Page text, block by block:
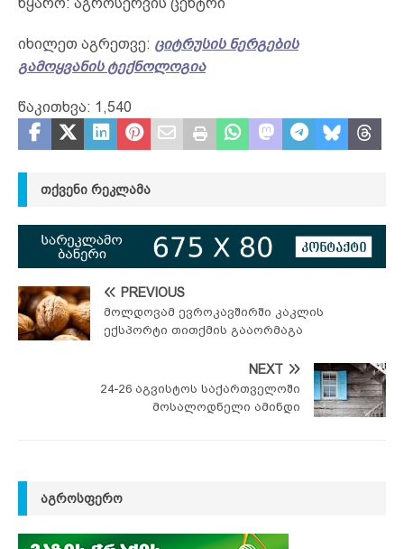
იხილეთ აგრეთვე: ციტრუსის ნერგების
გამოყვანის ტექნოლოგია
წაკითხვა: 1,540
ᲗᲥᲕᲔᲜᲘ ᲠᲔᲙᲚᲐᲛᲐ
PREVIOUS
მოლდოვამ ევროკავშირში კაკლის
ექსპორტი თითქმის გააორმაგა
NEXT
24-26 აგვისტოს საქართველოში
მოსალოდნელი ამინდი
ᲐᲒᲠᲝᲡᲤᲔᲠᲝ